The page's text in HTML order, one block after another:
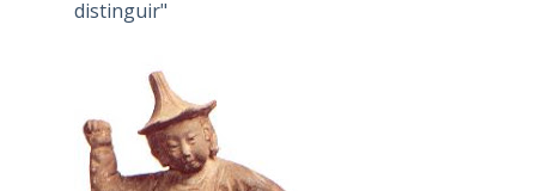
distinguir"